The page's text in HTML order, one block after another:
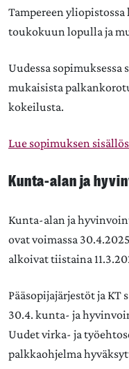
Tampereen
toukokuun lopulla ja
Uudessa
mukaisista
kokeilusta.
Lue sopimuksen
Kunta-alan ja
Kunta-alan ja
ovat voimassa
alkoivat tiistaina
Pääsopijajärjestöt ja
30.4. kunta- ja
Uudet virka- ja
palkkaohjelma